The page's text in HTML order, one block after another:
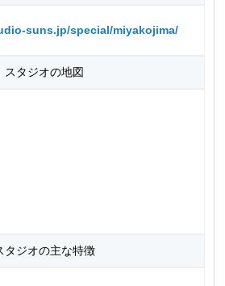
suns.jp/special/miyakojima/
スタジオの地図
タジオの主な特徴